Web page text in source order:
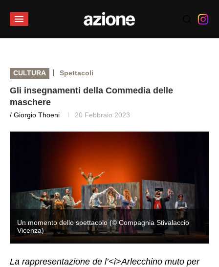
CULTURA | Spettacoli
Gli insegnamenti della Commedia delle
maschere
/ Giorgio Thoeni 20 Febbraio 2023
Un momento dello spettacolo (© Compagnia Stivalaccio
Vicenza)
La rappresentazione de l’<i>Arlecchino muto per